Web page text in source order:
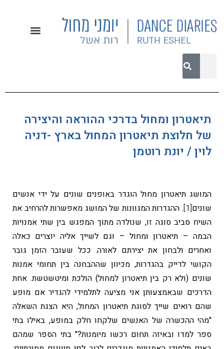
תיאטרון ומחול בדרכי ההוראה והיצירה
של חלוצת תיאטרון המחול בארץ -דניה
לוין / יונת רוטמן
המושג תיאטרון מחול הוגדר באופנים שונים על ידי אנשים
שונים[1] . ההגדרות המגוונות של המושג מאפשרות להרחיב את
השיח סביב סוגה זו, שנולדה מתוך המפגש בין שתי אמנויות
הבמה – תיאטרון ומחול – וגם לשייך אליה יוצרים כאלה
ואחרים ולבחון את יצירתם לאורה. ככל שעובר הזמן גובר
הקושי לדייק בהגדרות, מכיוון שההבחנה בין תחומי אמנות
שונים (ולא רק בין תיאטרון למחול) הולכת ומיטשטשת. אחת
הדרכים שבאמצעותן אני מציעה לתלמידי להגדיר אם מופע
שהם רואים שייך לסוגת תיאטרון המחול, היא הצגת השאלה
"מהי ההכשרה של האנשים שלקחו חלק במופע, באילו בתי
ספר למדו ובאיזה תחום רכשו מיומנות?" בתי הספר שמהם